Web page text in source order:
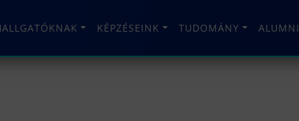
KÉPZÉSEINK TUDOMÁNY ALUMNI